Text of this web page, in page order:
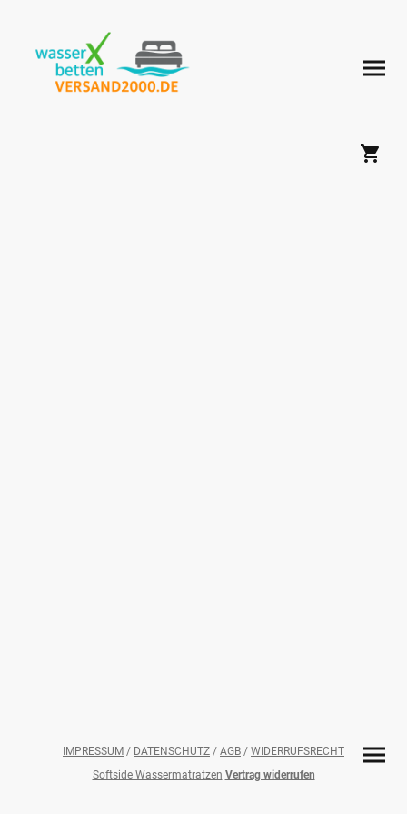
IMPRESSUM / DATENSCHUTZ / AGB / WIDERRUFSRECHT
Softside Wassermatratzen Vertrag widerrufen